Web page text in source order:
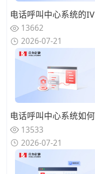
13662
2026-07-21
13533
2026-07-21